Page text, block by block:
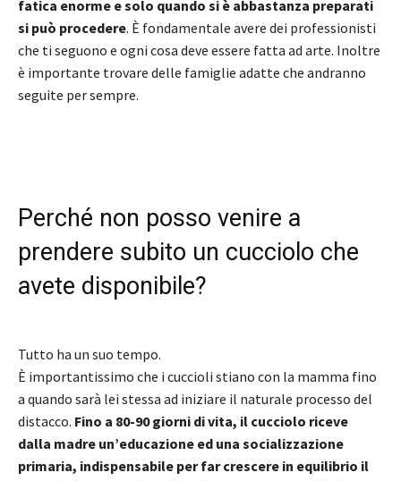
fatica enorme e solo quando si è abbastanza preparati
si può procedere. È fondamentale avere dei professionisti
che ti seguono e ogni cosa deve essere fatta ad arte. Inoltre
è importante trovare delle famiglie adatte che andranno
seguite per sempre.
Perché non posso venire a
prendere subito un cucciolo che
avete disponibile?
Tutto ha un suo tempo.
È importantissimo che i cuccioli stiano con la mamma fino
a quando sarà lei stessa ad iniziare il naturale processo del
distacco. Fino a 80-90 giorni di vita, il cucciolo riceve
dalla madre un’educazione ed una socializzazione
primaria, indispensabile per far crescere in equilibrio il